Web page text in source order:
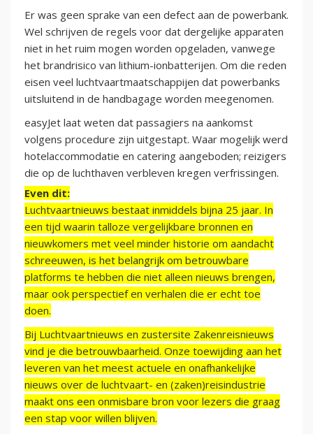
Er was geen sprake van een defect aan de powerbank.
Wel schrijven de regels voor dat dergelijke apparaten
niet in het ruim mogen worden opgeladen, vanwege
het brandrisico van lithium-ionbatterijen. Om die reden
eisen veel luchtvaartmaatschappijen dat powerbanks
uitsluitend in de handbagage worden meegenomen.
easyJet laat weten dat passagiers na aankomst
volgens procedure zijn uitgestapt. Waar mogelijk werd
hotelaccommodatie en catering aangeboden; reizigers
die op de luchthaven verbleven kregen verfrissingen.
Even dit:
Luchtvaartnieuws bestaat inmiddels bijna 25 jaar. In
een tijd waarin talloze vergelijkbare bronnen en
nieuwkomers met veel minder historie om aandacht
schreeuwen, is het belangrijk om betrouwbare
platforms te hebben die niet alleen nieuws brengen,
maar ook perspectief en verhalen die er echt toe
doen.
Bij Luchtvaartnieuws en zustersite Zakenreisnieuws
vind je die betrouwbaarheid. Onze toewijding aan het
leveren van het meest actuele en onafhankelijke
nieuws over de luchtvaart- en (zaken)reisindustrie
maakt ons een onmisbare bron voor lezers die graag
een stap voor willen blijven.